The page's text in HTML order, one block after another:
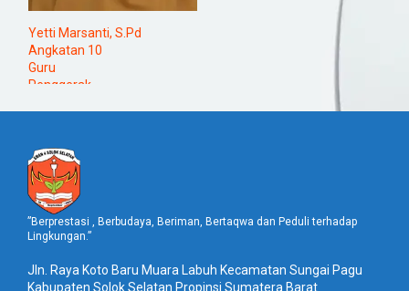
Yetti Marsanti, S.Pd
Angkatan 10
Guru
Penggerak
”Berprestasi , Berbudaya, Beriman, Bertaqwa dan Peduli terhadap
Lingkungan.”
Jln. Raya Koto Baru Muara Labuh Kecamatan Sungai Pagu
Kabupaten Solok Selatan Propinsi Sumatera Barat